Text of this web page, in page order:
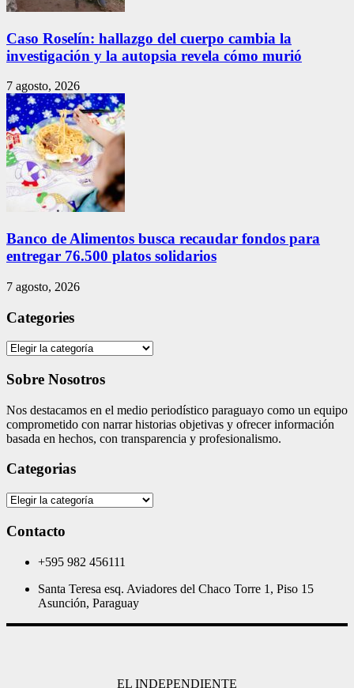
Caso Roselín: hallazgo del cuerpo cambia la
investigación y la autopsia revela cómo murió
7 agosto, 2026
Banco de Alimentos busca recaudar fondos para
entregar 76.500 platos solidarios
7 agosto, 2026
Categories
Categories
Sobre Nosotros
Nos destacamos en el medio periodístico paraguayo como un equipo
comprometido con narrar historias objetivas y ofrecer información
basada en hechos, con transparencia y profesionalismo.
Categorias
Categorias
Contacto
+595 982 456111
Santa Teresa esq. Aviadores del Chaco Torre 1, Piso 15
Asunción, Paraguay
EL INDEPENDIENTE